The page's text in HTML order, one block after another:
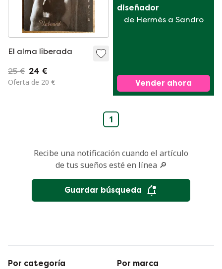
El alma liberada
25 € 24 €
Oferta de 20 €
diseñador
de Hermès a Sandro
Vender ahora
1
Recibe una notificación cuando el artículo
de tus sueños esté en línea 🔎
Guardar búsqueda
Por categoría
Por marca